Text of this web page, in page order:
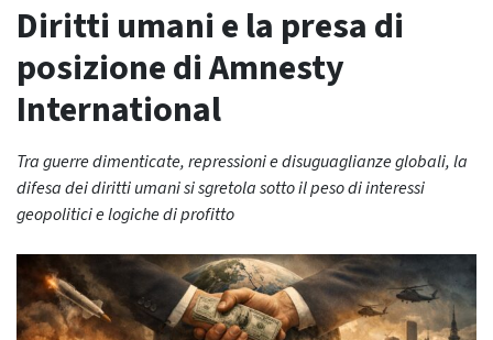
Diritti umani e la presa di
posizione di Amnesty
International
Tra guerre dimenticate, repressioni e disuguaglianze globali, la
difesa dei diritti umani si sgretola sotto il peso di interessi
geopolitici e logiche di profitto